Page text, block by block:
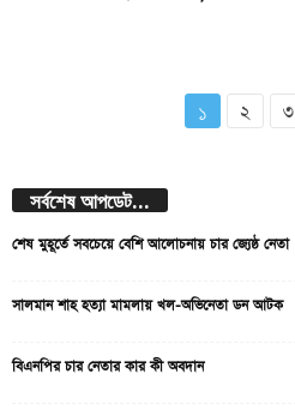
১ ২ ৩
সর্বশেষ আপডেট...
শেষ মুহূর্তে সবচেয়ে বেশি আলোচনায় চার জ্যেষ্ঠ নেতা
সালমান শাহ হত্যা মামলায় খল-অভিনেতা ডন আটক
বিএনপির চার নেতার কার কী অবদান